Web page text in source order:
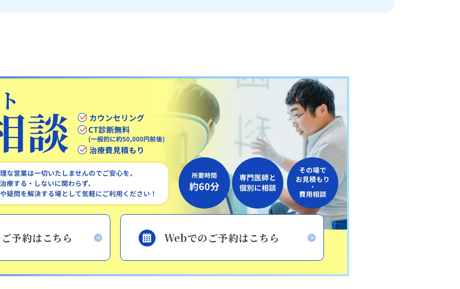
/ 14:30〜18:00
14:30〜18:00
14:30〜18:00
054-252-8148
14:30〜18:00
日本歯科豊平 日本歯科静岡 日本歯科名古屋
静岡歯科
予約はこちら Webでのご予約はこちら